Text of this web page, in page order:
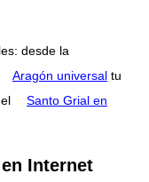
desde la
Aragón universal tu
Santo Grial en
Internet